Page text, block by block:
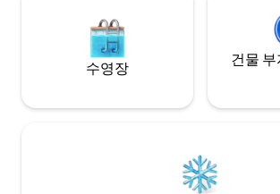
수영장
건물